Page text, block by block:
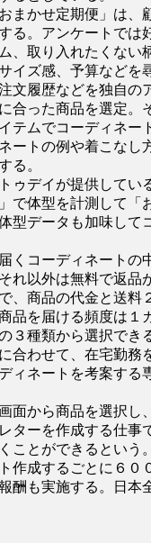
まかせ定期便」は、
る。アンケートでは
、取り入れたくない
イズ感、予算などを
文履歴などを独自の
合った商品を選定。
テムでコーディネー
ートの例や着こなし
る。
ゥデイが提供してい
で体型を計測して「
型データも加味して
くコーディネートの
れ以外は無料で返品
、商品の代金と送料
品を届ける頻度は１
３種類から選択でき
合わせて、在宅勤務
ィネートを考案する
面から商品を選択し
ターを作成する仕事
ことができるという。
作成するごとに６０
酬も実施する。日本